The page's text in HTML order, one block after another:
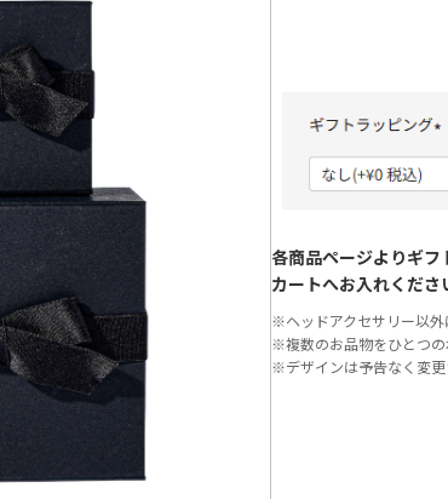
各商品ページよりギフ
カートへお入れくださ
※ヘッドアクセサリー以外
※複数のお品物をひとつの
※デザインは予告なく変更